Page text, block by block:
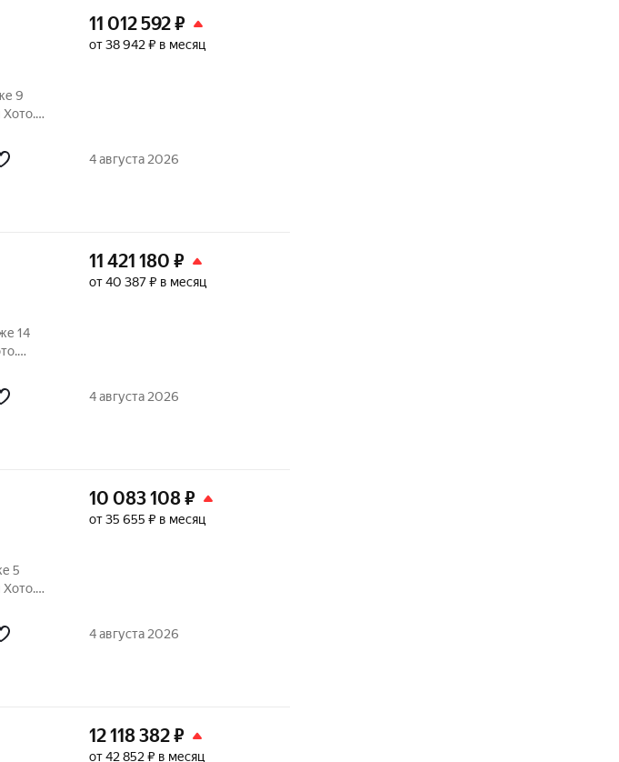
9
Хото.
11 012 592₽
от 38 942 ₽ в месяц
4 августа 2026
14
11 421 180 ₽
от 40 387 ₽ в месяц
4 августа 2026
5
Хото.
10 083 108₽
от 35 655 ₽ в месяц
4 августа 2026
12 118 382₽
от 42 852 ₽ в месяц